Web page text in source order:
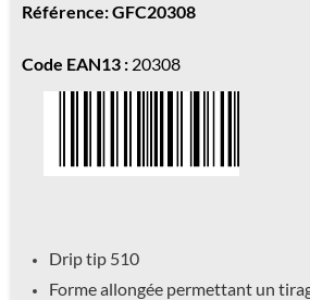
Référence: GFC20308
Code EAN13 : 20308
Drip tip 510
Forme allongée permettant un